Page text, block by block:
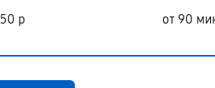
р от 90